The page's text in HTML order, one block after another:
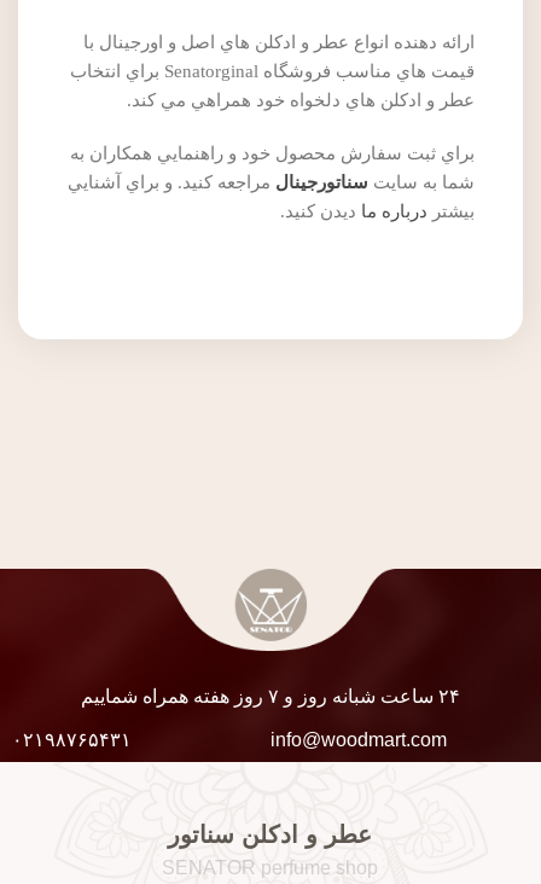
ارائه دهنده انواع عطر و ادکلن هاي اصل و اورجينال با
قيمت هاي مناسب فروشگاه Senatorginal براي انتخاب
عطر و ادکلن هاي دلخواه خود همراهي مي کند.
براي ثبت سفارش محصول خود و راهنمايي همکاران به
شما به سايت سناتورجينال مراجعه کنيد. و براي آشنايي
بيشتر درباره ما ديدن کنيد.
۲۴ ساعت شبانه روز و ۷ روز هفته همراه شماییم
info@woodmart.com ۰۲۱۹۸۷۶۵۴۳۱
عطر و ادکلن سناتور
SENATOR perfume shop